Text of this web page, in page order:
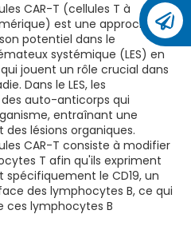
CAR-T (cellules T à
est une approche
potentiel dans le
systémique (LES) en
jouent un rôle crucial dans
Dans le LES, les
auto-anticorps qui
entraînant une
lésions organiques.
CAR-T consiste à modifier
T afin qu'ils expriment
le CD19, un
des lymphocytes B, ce qui
ces lymphocytes B